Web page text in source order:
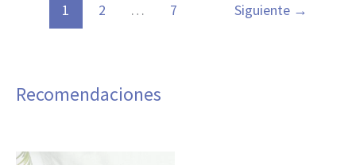
1 2 … 7 Siguiente →
Recomendaciones